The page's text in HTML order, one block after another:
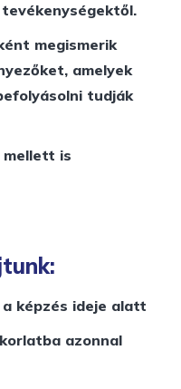
megismerik
amelyek
tudják
mellett is
képzés ideje alatt
azonnal